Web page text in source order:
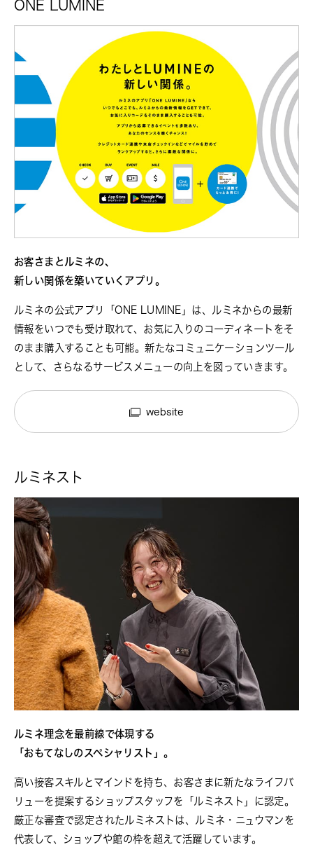
ONE LUMINE
お客さまとルミネの、
新しい関係を築いていくアプリ。
ルミネの公式アプリ「ONE LUMINE」は、ルミネからの最新
情報をいつでも受け取れて、お気に入りのコーディネートをそ
のまま購入することも可能。新たなコミュニケーションツール
として、さらなるサービスメニューの向上を図っていきます。
website
ルミネスト
ルミネ理念を最前線で体現する
「おもてなしのスペシャリスト」。
高い接客スキルとマインドを持ち、お客さまに新たなライフバ
リューを提案するショップスタッフを「ルミネスト」に認定。
厳正な審査で認定されたルミネストは、ルミネ・ニュウマンを
代表して、ショップや館の枠を超えて活躍しています。